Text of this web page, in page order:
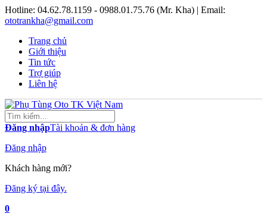
Hotline: 04.62.78.1159 - 0988.01.75.76 (Mr. Kha) | Email:
ototrankha@gmail.com
Trang chủ
Giới thiệu
Tin tức
Trợ giúp
Liên hệ
Đăng nhậpTài khoản & đơn hàng
Đăng nhập
Khách hàng mới?
Đăng ký tại đây.
0